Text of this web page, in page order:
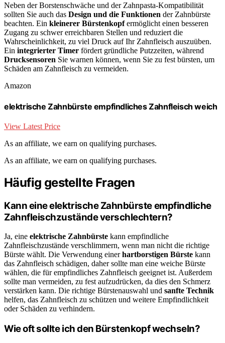
Neben der Borstenschwäche und der Zahnpasta-Kompatibilität
sollten Sie auch das Design und die Funktionen der Zahnbürste
beachten. Ein kleinerer Bürstenkopfermöglicht einen besseren
Zugang zu schwer erreichbaren Stellen und reduziert die
Wahrscheinlichkeit, zu viel Druck auf Ihr Zahnfleisch auszuüben.
Ein integrierter Timer fördert gründliche Putzzeiten, während
Drucksensoren Sie warnen können, wenn Sie zu fest bürsten, um
Schäden am Zahnfleisch zu vermeiden.
Amazon
elektrische Zahnbürste empfindliches Zahnfleisch weich
View Latest Price
As an affiliate, we earn on qualifying purchases.
As an affiliate, we earn on qualifying purchases.
Häufig gestellte Fragen
Kann eine elektrische Zahnbürste empfindliche
Zahnfleischzustände verschlechtern?
Ja, eine elektrische Zahnbürste kann empfindliche
Zahnfleischzustände verschlimmern, wenn man nicht die richtige
Bürste wählt. Die Verwendung einerhartborstigen Bürste kann
das Zahnfleisch schädigen, daher sollte man eine weiche Bürste
wählen, die für empfindliches Zahnfleisch geeignet ist. Außerdem
sollte man vermeiden, zu fest aufzudrücken, da dies den Schmerz
verstärken kann. Die richtige Bürstenauswahl und sanfte Technik
helfen, das Zahnfleisch zu schützen und weitere Empfindlichkeit
oder Schäden zu verhindern.
Wie oft sollte ich den Bürstenkopf wechseln?